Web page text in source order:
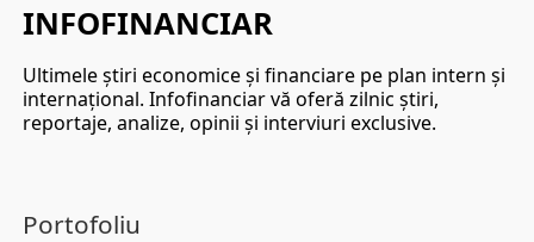
INFOFINANCIAR
Ultimele ştiri economice şi financiare pe plan intern şi
internaţional. Infofinanciar vă oferă zilnic ştiri,
reportaje, analize, opinii şi interviuri exclusive.
Portofoliu